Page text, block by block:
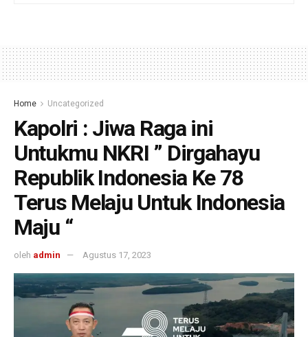
Home Uncategorized
Kapolri : Jiwa Raga ini
Untukmu NKRI ” Dirgahayu
Republik Indonesia Ke 78
Terus Melaju Untuk Indonesia
Maju “
oleh admin Agustus 17, 2023